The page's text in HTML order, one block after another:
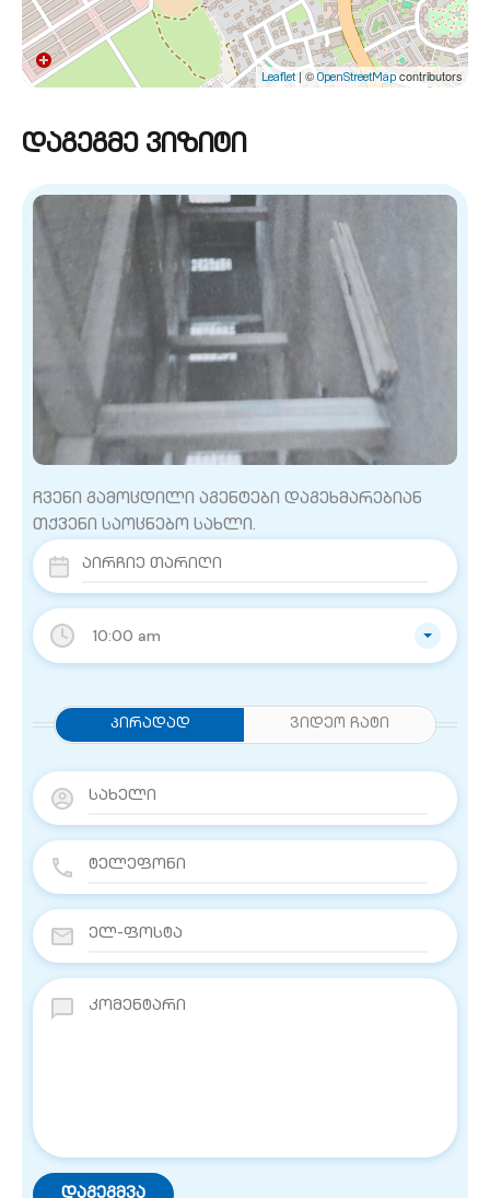
Leaflet| ©OpenStreetMapcontributors
დაგეგმე ვიზიტი
10:00 am
Პირადად ვიდეო ჩატი
ჩვენი გამოცდილი აგენტები დაგეხმარებიან
თქვენი საოცნებო სახლი.